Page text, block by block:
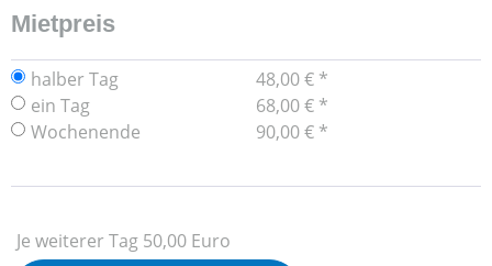
Mietpreis
halber Tag
48,00 € *
ein Tag
68,00 € *
Wochenende
90,00 € *
Je weiterer Tag 50,00 Euro